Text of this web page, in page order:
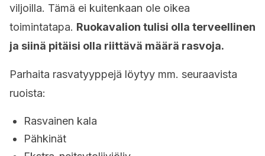
viljoilla. Tämä ei kuitenkaan ole oikea
toimintatapa. Ruokavalion tulisi olla terveellinen
ja siinä pitäisi olla riittävä määrä rasvoja.
Parhaita rasvatyyppejä löytyy mm. seuraavista
ruoista:
Rasvainen kala
Pähkinät